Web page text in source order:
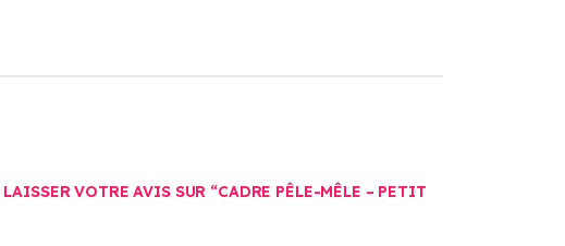
VOTRE AVIS SUR “CADRE PÊLE-MÊLE – PETIT